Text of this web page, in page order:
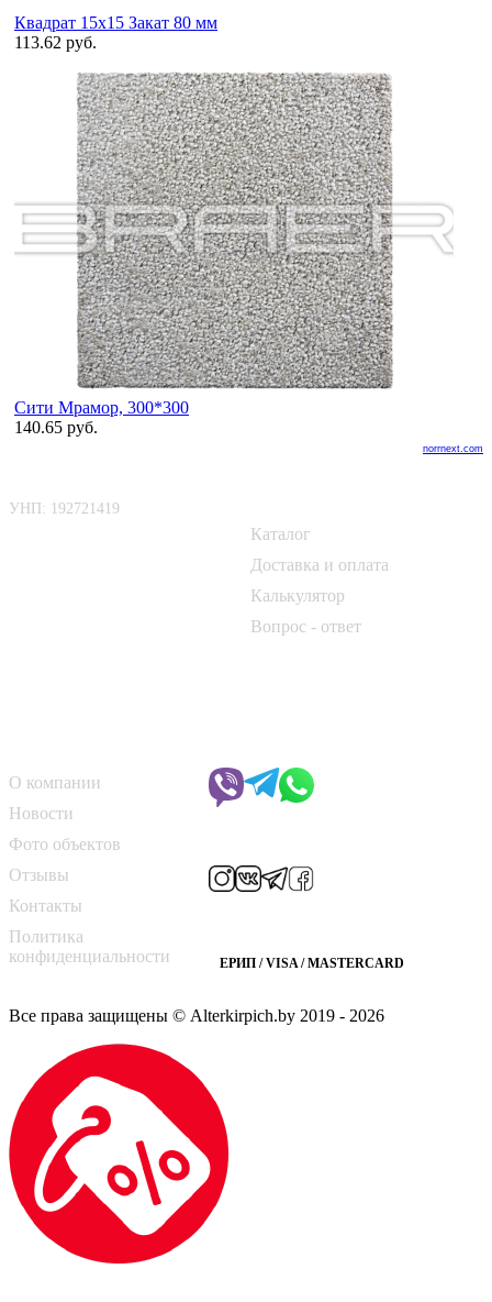
Квадрат 15х15 Закат 80 мм
113.62 руб.
Сити Мрамор, 300*300
140.65 руб.
norrnext.com
УНП: 192721419
Каталог
Доставка и оплата
Калькулятор
Вопрос - ответ
О компании
Новости
Фото объектов
Отзывы
Контакты
Политика
конфиденциальности
ЕРИП / VISA / MASTERCARD
Все права защищены © Alterkirpich.by 2019 - 2026